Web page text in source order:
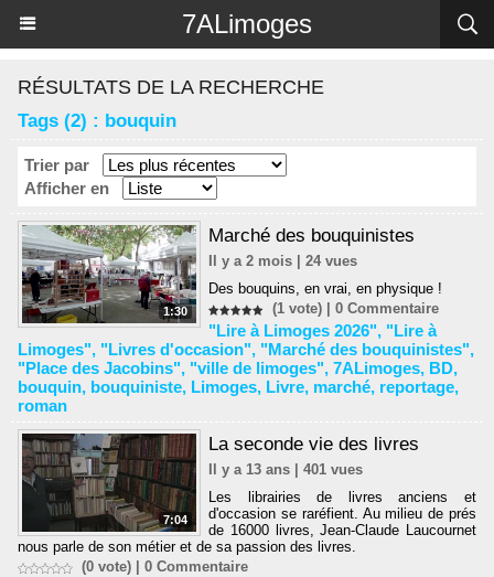
7ALimoges
RÉSULTATS DE LA RECHERCHE
Tags (2) : bouquin
Trier par
Afficher en
1:30
Marché des bouquinistes
Il y a 2 mois | 24 vues
Des bouquins, en vrai, en physique !
(1 vote) |0 Commentaire
"Lire à Limoges 2026", "Lire à
Limoges", "Livres d'occasion", "Marché des bouquinistes",
"Place des Jacobins", "ville de limoges", 7ALimoges, BD,
bouquin, bouquiniste, Limoges, Livre, marché, reportage,
roman
7:04
La seconde vie des livres
Il y a 13 ans | 401 vues
Les librairies de livres anciens et
d'occasion se raréfient. Au milieu de prés
de 16000 livres, Jean-Claude Laucournet
nous parle de son métier et de sa passion des livres.
(0 vote) | 0 Commentaire